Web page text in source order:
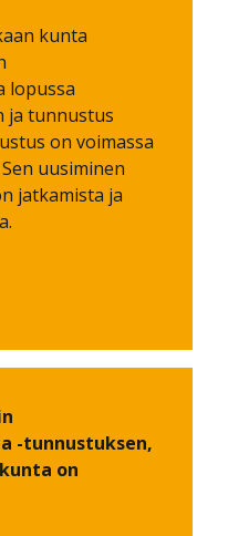
kunta
lopussa
ja tunnustus
on voimassa
uusiminen
jatkamista ja
-tunnustuksen,
on